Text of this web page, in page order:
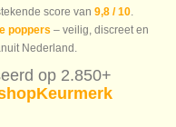
score van 9,8 / 10.
poppers – veilig, discreet en
Nederland.
op 2.850+